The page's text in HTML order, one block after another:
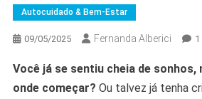
Autocuidado & Bem-Estar
09/05/2025 Fernanda Alberici
Você já se sentiu cheia de sonhos,
onde começar? Ou talvez já tenha